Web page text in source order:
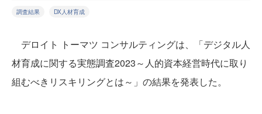
調査結果 DX人材育成
デロイト トーマツ コンサルティングは、「デジタル人
材育成に関する実態調査2023～人的資本経営時代に取り
組むべきリスキリングとは～」の結果を発表した。